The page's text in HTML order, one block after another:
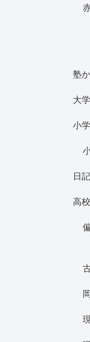
塾
大
小
日記
高